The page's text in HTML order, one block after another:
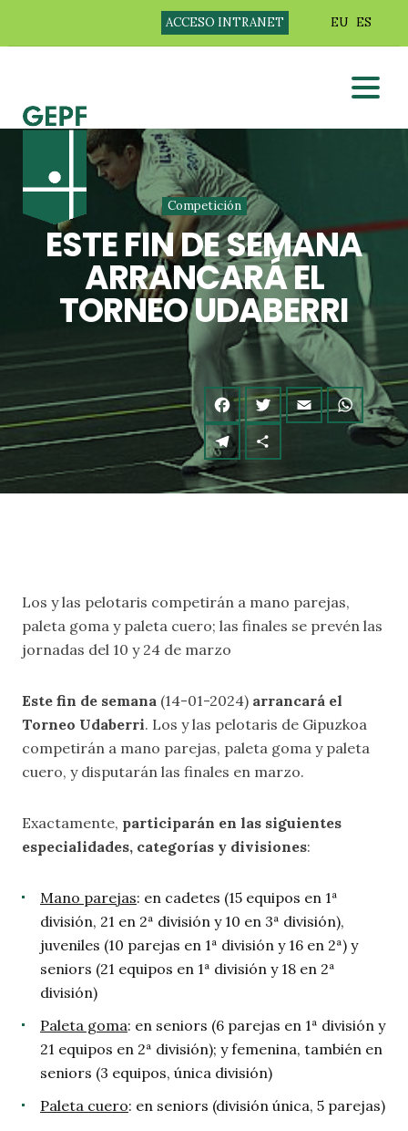
ACCESO INTRANET EU ES
Competición
ESTE FIN DE SEMANA
ARRANCARÁ EL
TORNEO UDABERRI
Los y las pelotaris competirán a mano parejas,
paleta goma y paleta cuero; las finales se prevén las
jornadas del 10 y 24 de marzo
Este fin de semana (14-01-2024) arrancará el
Torneo Udaberri. Los y las pelotaris de Gipuzkoa
competirán a mano parejas, paleta goma y paleta
cuero, y disputarán las finales en marzo.
Exactamente, participarán en las siguientes
especialidades, categorías y divisiones:
Mano parejas: en cadetes (15 equipos en 1ª
división, 21 en 2ª división y 10 en 3ª división),
juveniles (10 parejas en 1ª división y 16 en 2ª) y
seniors (21 equipos en 1ª división y 18 en 2ª
división)
Paleta goma: en seniors (6 parejas en 1ª división y
21 equipos en 2ª división); y femenina, también en
seniors (3 equipos, única división)
Paleta cuero: en seniors (división única, 5 parejas)